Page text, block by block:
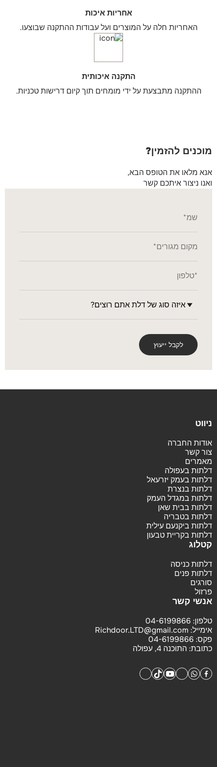
אחריות איכות
האחריות חלה על המוצרים ועל עבודות ההתקנה שבוצעו.
התקנה איכותית
ההתקנה מתבצעת על ידי מומחים תוך קיום דרישות טכניות.
מוכנים להזמין?
אנא מלאו את הטופס הבא,
ואנו ניצור איתכם קשר
ניווט
אודות החברה
צור קשר
מאמרים
דלתות בעפולה
דלתות בעמק יזרעאל
דלתות בנצרת
דלתות במגדל העמק
דלתות בבית שאן
דלתות בטבריה
דלתות ביקנעם עילית
דלתות בקריית טבעון
קטלוג
דלתות כניסה
דלתות פנים
סורגים
פרזול
אנשי קשר
טלפון: 04-6199866
אימייל: Richdoor.LTD@gmail.com
פקס: 04-6199866
כתובת: התוכנה 4, עפולה